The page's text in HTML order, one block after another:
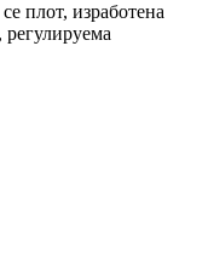
плот, изработена